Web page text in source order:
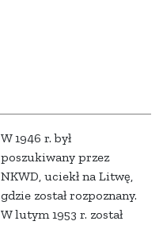
W 1946 r. był
poszukiwany przez
NKWD, uciekł na Litwę,
gdzie został rozpoznany.
W lutym 1953 r. został